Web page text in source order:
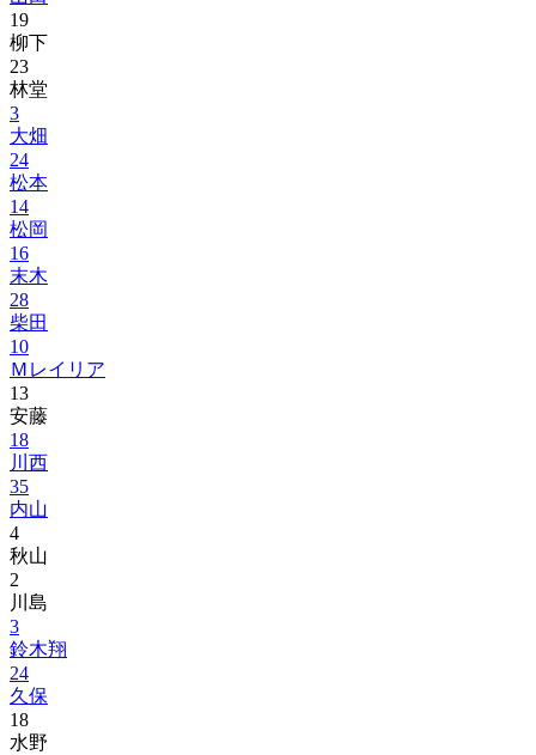
19
柳下
23
林堂
3
大畑
24
松本
14
松岡
16
末木
28
柴田
10
Ｍレイリア
13
安藤
18
川西
35
内山
4
秋山
2
川島
3
鈴木翔
24
久保
18
水野